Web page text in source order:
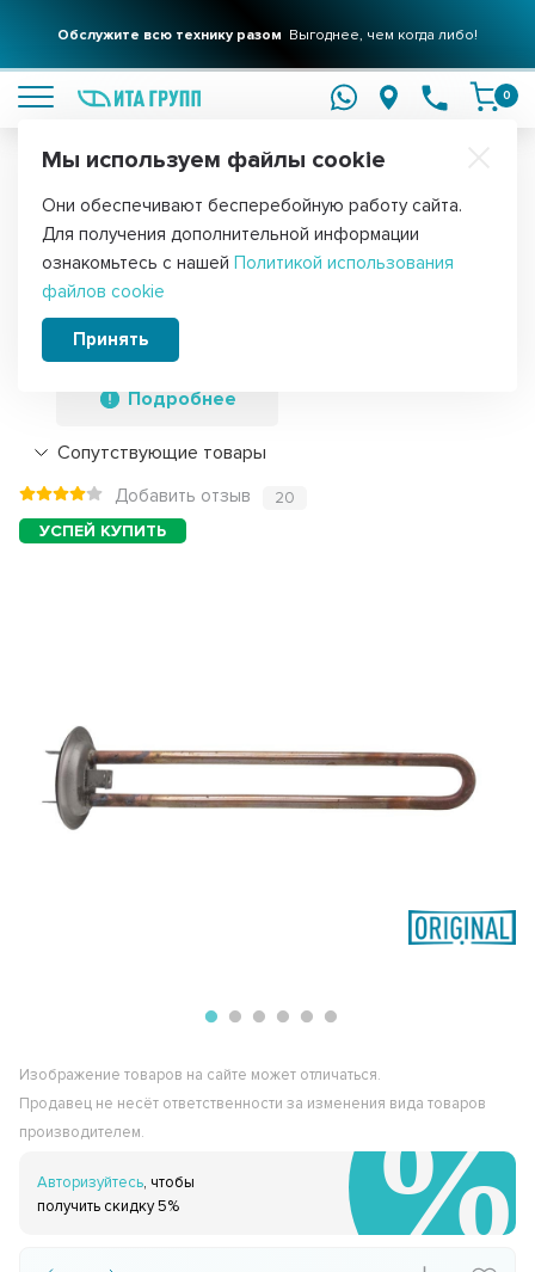
Обслужите всю технику разом Выгоднее, чем когда либо!
0
Главная Запчасти для водонагревателей ТЭНы для
ТЭН 0,7кВт (700Вт) RF для
водонагревателя Thermex, Garanterm,
под анод М4, 10056
Подробнее
Сопутствующие товары
Добавить отзыв 20
Изображение товаров на сайте может отличаться.
Продавец не несёт ответственности за изменения вида товаров
производителем.
Авторизуйтесь, чтобы
получить скидку 5%
Мы используем файлы cookie
Они обеспечивают бесперебойную работу сайта.
Для получения дополнительной информации
ознакомьтесь с нашей Политикой использования
файлов cookie
Принять